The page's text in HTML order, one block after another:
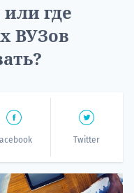
где
ВУЗов
Twitter